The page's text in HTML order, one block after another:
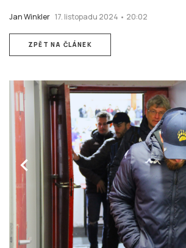
Jan Winkler 17. listopadu 2024 • 20:02
ZPĚT NA ČLÁNEK
chevron_left